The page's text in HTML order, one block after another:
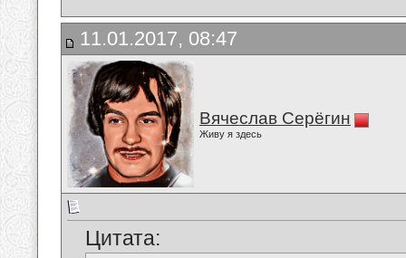
11.01.2017, 08:47
Вячеслав Серёгин
Живу я здесь
Цитата: